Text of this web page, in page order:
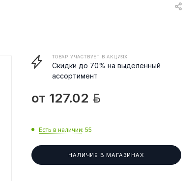
ТОВАР УЧАСТВУЕТ В АКЦИЯХ
Скидки до 70% на выделенный
ассортимент
от 127.02 
Есть в наличии: 55
НАЛИЧИЕ В МАГАЗИНАХ